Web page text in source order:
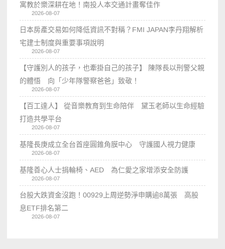
寓教於樂深耕在地！南投人本交通計畫奪佳作
2026-08-07
日本房產交易如何降低資訊不對稱？FMI JAPAN李丹翔解析
宅建士制度與重要事項說明
2026-08-07
【守護別人的孩子，也牽掛自己的孩子】 陳隊長以刑警父親
的體悟 向「少年隊警察爸爸」致敬！
2026-08-07
【百工達人】 從音樂教育到生命陪伴 黛玉老師以生命經驗
打造共學平台
2026-08-07
基隆長庚成立全台首座圓錐角膜中心 守護國人視力健康
2026-08-07
基隆善心人士捐輪椅、AED 為仁愛之家增添安全防護
2026-08-07
台股大跌資金沒跑！00929上周逆勢淨申購逾8萬張 高股
息ETF排名第二
2026-08-07